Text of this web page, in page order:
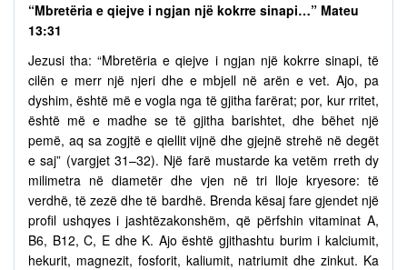
“Mbretëria e qiejve i ngjan një kokrre sinapi…” Mateu
13:31
Jezusi tha: “Mbretëria e qiejve i ngjan një kokrre sinapi, të
cilën e merr një njeri dhe e mbjell në arën e vet. Ajo, pa
dyshim, është më e vogla nga të gjitha farërat; por, kur rritet,
është më e madhe se të gjitha barishtet, dhe bëhet një
pemë, aq sa zogjtë e qiellit vijnë dhe gjejnë strehë në degët
e saj” (vargjet 31–32). Një farë mustarde ka vetëm rreth dy
milimetra në diametër dhe vjen në tri lloje kryesore: të
verdhë, të zezë dhe të bardhë. Brenda kësaj fare gjendet një
profil ushqyes i jashtëzakonshëm, që përfshin vitaminat A,
B6, B12, C, E dhe K. Ajo është gjithashtu burim i kalciumit,
hekurit, magnezit, fosforit, kaliumit, natriumit dhe zinkut. Ka